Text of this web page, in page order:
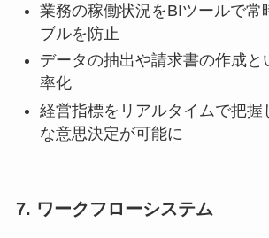
業務の稼働状況をBIツールで常
ブルを防止
データの抽出や請求書の作成と
率化
経営指標をリアルタイムで把握
な意思決定が可能に
7. ワークフローシステム